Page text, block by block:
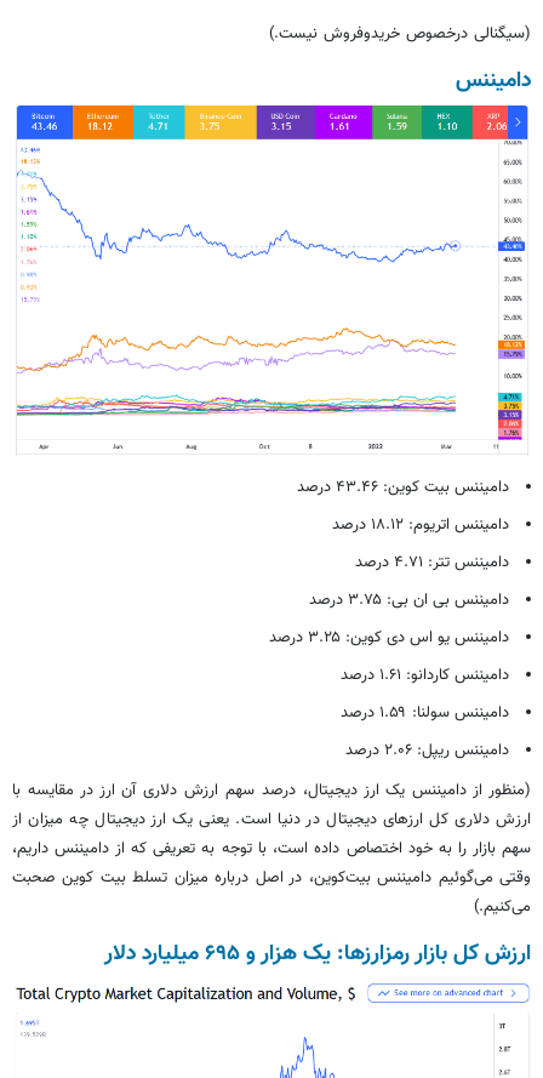
(سیگنالی درخصوص خریدوفروش نیست.)
دامیننس
دامیننس بیت کوین: ۴۳.۴۶ درصد
دامیننس اتریوم: ۱۸.۱۲ درصد
دامیننس تتر: ۴.۷۱ درصد
دامیننس بی ان بی: ۳.۷۵ درصد
دامیننس یو اس دی کوین: ۳.۲۵ درصد
دامیننس کاردانو: ۱.۶۱ درصد
دامیننس سولنا: ۱.۵۹ درصد
دامیننس ریپل: ۲.۰۶ درصد
(منظور از دامیننس یک ارز دیجیتال، درصد سهم ارزش دلاری آن ارز در مقایسه با
ارزش دلاری کل ارزهای دیجیتال در دنیا است. یعنی یک ارز دیجیتال چه میزان از
سهم بازار را به خود اختصاص داده است، با توجه به تعریفی که از دامیننس داریم،
وقتی می‌گوئیم دامیننس بیت‌کوین، در اصل درباره میزان تسلط بیت کوین صحبت
می‌کنیم.)
ارزش کل بازار رمزارزها: یک هزار و ۶۹۵ میلیارد دلار